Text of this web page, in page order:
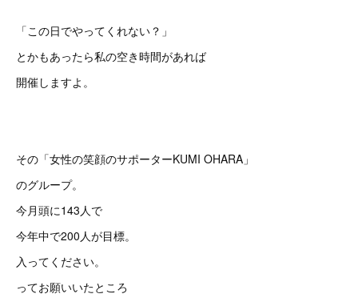
「この日でやってくれない？」
とかもあったら私の空き時間があれば
開催しますよ。
その「女性の笑顔のサポーターKUMI OHARA」
のグループ。
今月頭に143人で
今年中で200人が目標。
入ってください。
ってお願いいたところ